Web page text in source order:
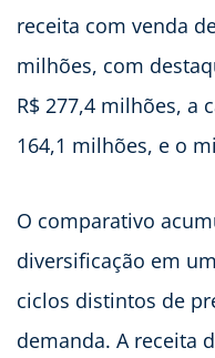
receita com venda
milhões, com
R$ 277,4 milhões, a
164,1 milhões, e o
O comparativo
diversificação em
ciclos distintos de
demanda. A receita